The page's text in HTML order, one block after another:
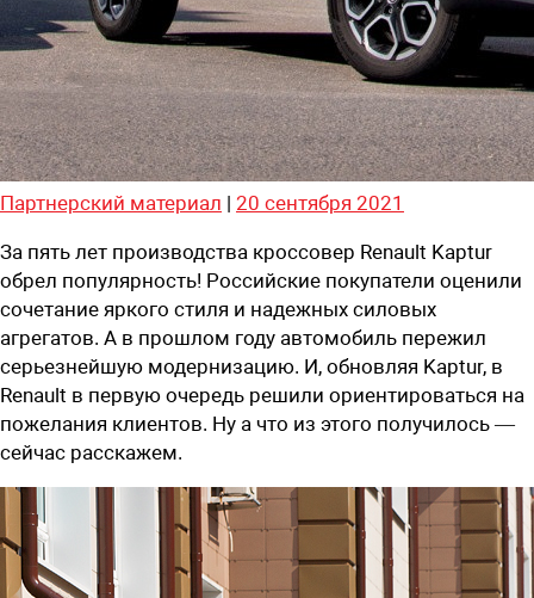
Партнерский материал | 20 сентября 2021
За пять лет производства кроссовер Renault Kaptur
обрел популярность! Российские покупатели оценили
сочетание яркого стиля и надежных силовых
агрегатов. А в прошлом году автомобиль пережил
серьезнейшую модернизацию. И, обновляя Kaptur, в
Renault в первую очередь решили ориентироваться на
пожелания клиентов. Ну а что из этого получилось —
сейчас расскажем.